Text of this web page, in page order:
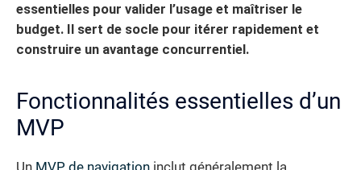
essentielles pour valider l’usage et maîtriser le
budget. Il sert de socle pour itérer rapidement et
construire un avantage concurrentiel.
Fonctionnalités essentielles d’un
MVP
Un MVP de navigation inclut généralement la